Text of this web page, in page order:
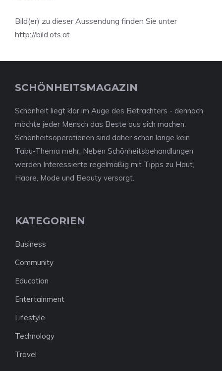
Bild(er) zu dieser Aussendung finden Sie unter
http://bild.ots.at
SCHÖNHEITSMAGAZIN
Schönheit liegt klar im Auge des Betrachters - dennoch
möchte jeder Mensch das Beste aus sich machen.
Schönheitsoperationen sind daher schon lange kein
Tabu-Thema mehr. Neben Schönheitsbehandlungen
werden Interessierte regelmäßig mit Tipps zu Haut,
Haare, Mode und Beauty versorgt.
KATEGORIEN
Business
Community
Education
Entertainment
Lifestyle
Technology
Travel